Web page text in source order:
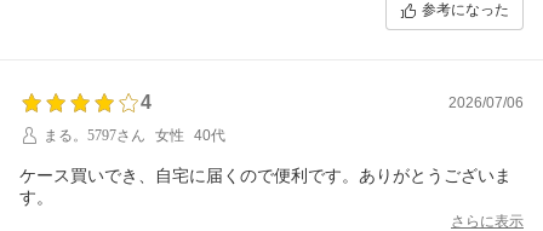
参考になった
4
2026/07/06
まる。5797さん
女性 40代
ケース買いでき、自宅に届くので便利です。ありがとうございま
す。
さらに表示